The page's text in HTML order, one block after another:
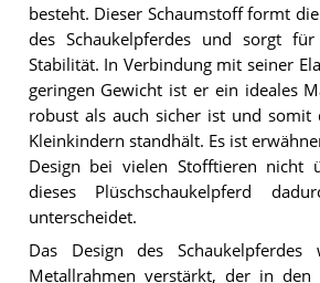
besteht. Dieser Schaumstoff formt
des Schaukelpferdes und sorgt für
Stabilität. In Verbindung mit seiner
geringen Gewicht ist er ein ideales
robust als auch sicher ist und somit
Kleinkindern standhält. Es ist
Design bei vielen Stofftieren nicht
dieses Plüschschaukelpferd
unterscheidet.
Das Design des
Metallrahmen verstärkt, der in den